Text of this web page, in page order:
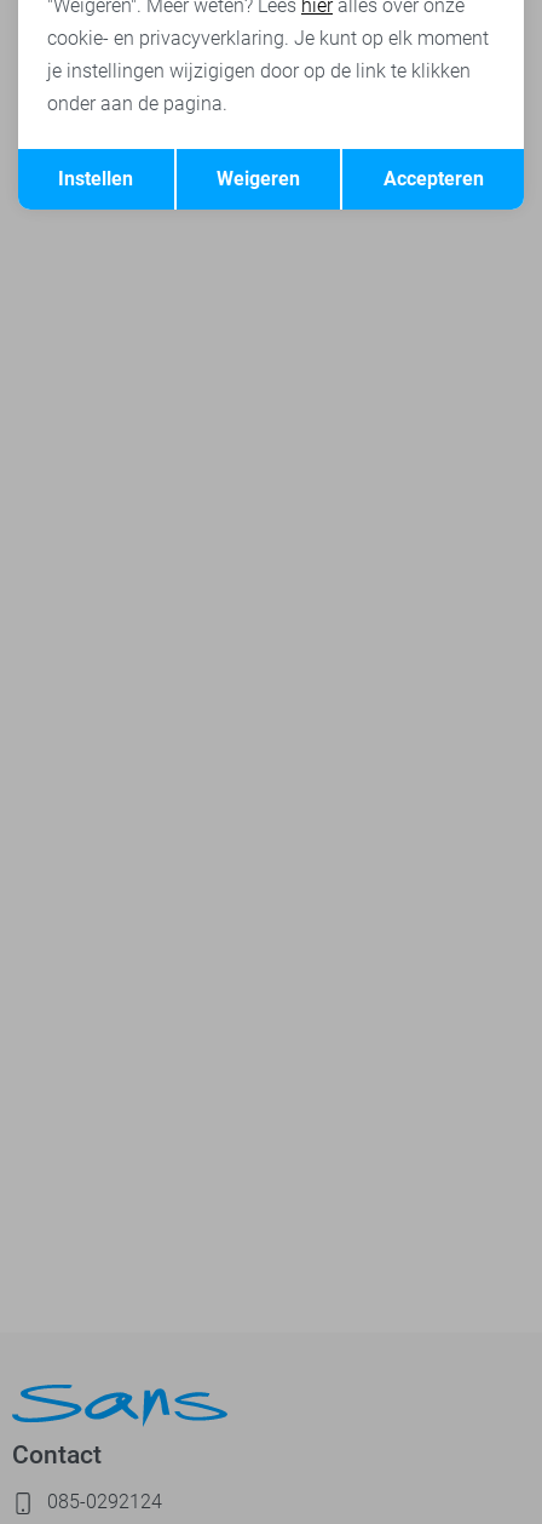
Contact
085-0292124
Terug Opslaan
"Weigeren". Meer weten? Lees hieralles over onze
cookie- en privacyverklaring. Je kunt op elk moment
je instellingen wijzigigen door op de link te klikken
onder aan de pagina.
Accepteren
Weigeren
Instellen